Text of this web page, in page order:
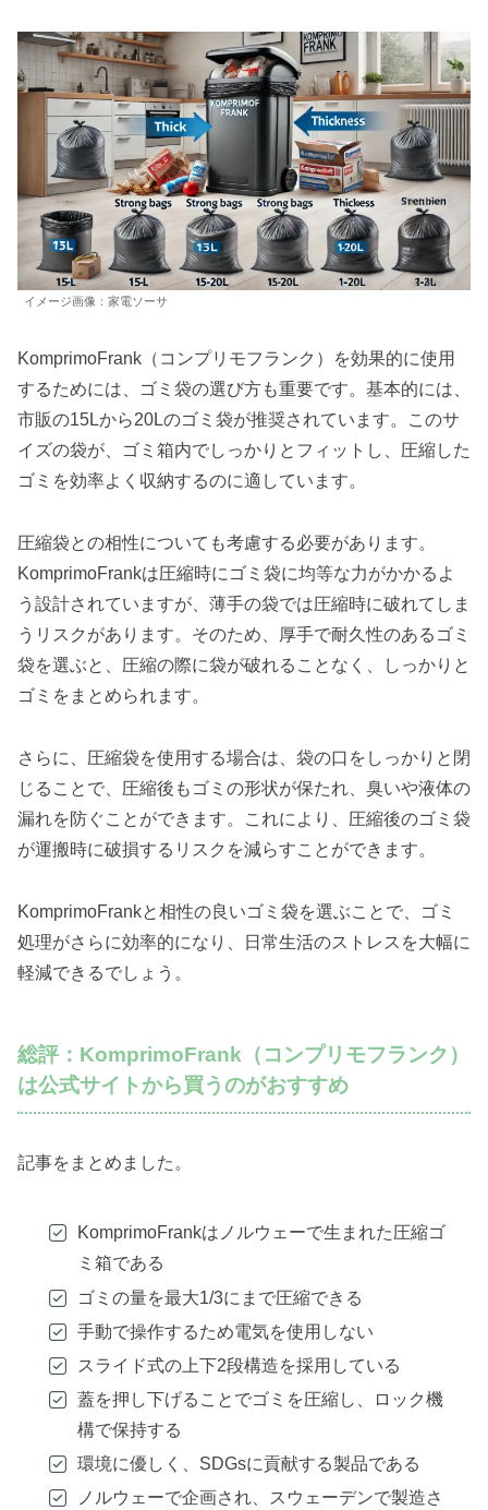
イメージ画像：家電ソーサ
KomprimoFrank（コンプリモフランク）を効果的に使用
するためには、ゴミ袋の選び方も重要です。基本的には、
市販の15Lから20Lのゴミ袋が推奨されています。このサ
イズの袋が、ゴミ箱内でしっかりとフィットし、圧縮した
ゴミを効率よく収納するのに適しています。
圧縮袋との相性についても考慮する必要があります。
KomprimoFrankは圧縮時にゴミ袋に均等な力がかかるよ
う設計されていますが、薄手の袋では圧縮時に破れてしま
うリスクがあります。そのため、厚手で耐久性のあるゴミ
袋を選ぶと、圧縮の際に袋が破れることなく、しっかりと
ゴミをまとめられます。
さらに、圧縮袋を使用する場合は、袋の口をしっかりと閉
じることで、圧縮後もゴミの形状が保たれ、臭いや液体の
漏れを防ぐことができます。これにより、圧縮後のゴミ袋
が運搬時に破損するリスクを減らすことができます。
KomprimoFrankと相性の良いゴミ袋を選ぶことで、ゴミ
処理がさらに効率的になり、日常生活のストレスを大幅に
軽減できるでしょう。
総評：KomprimoFrank（コンプリモフランク）
は公式サイトから買うのがおすすめ
記事をまとめました。
KomprimoFrankはノルウェーで生まれた圧縮ゴ
ミ箱である
ゴミの量を最大1/3にまで圧縮できる
手動で操作するため電気を使用しない
スライド式の上下2段構造を採用している
蓋を押し下げることでゴミを圧縮し、ロック機
構で保持する
環境に優しく、SDGsに貢献する製品である
ノルウェーで企画され、スウェーデンで製造さ